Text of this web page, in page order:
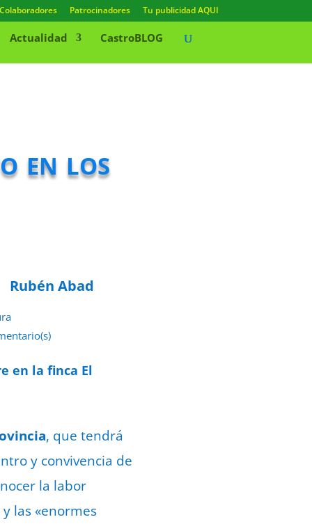
Colaboradores Patrocinadores Tu publicidad AQUI
Actualidad CastroBLOG
en los
Rubén Abad
en la finca El
, que tendrá
y convivencia de
la labor
las «enormes